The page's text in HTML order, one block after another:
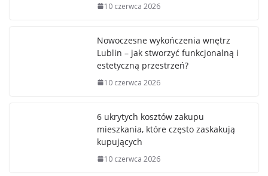
10 czerwca 2026
Nowoczesne wykończenia wnętrz
Lublin – jak stworzyć funkcjonalną i
estetyczną przestrzeń?
10 czerwca 2026
6 ukrytych kosztów zakupu
mieszkania, które często zaskakują
kupujących
10 czerwca 2026